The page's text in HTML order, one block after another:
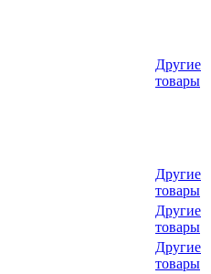
Другие
товары
Другие
товары
Другие
товары
Другие
товары